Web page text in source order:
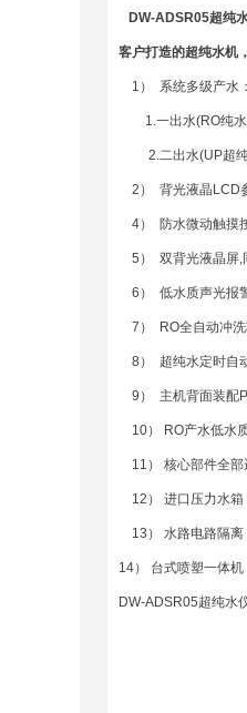
DW-ADSR05超纯
客户打造的超纯水机
1） 系统多级产水：
1.一出水(RO纯水)
2.二出水(UP超纯
2） 背光液晶LCD
4） 防水微动触摸
5） 双背光液晶屏,
6） 低水质声光报
7） RO全自动冲洗
8） 超纯水定时自
9） 主机背面装配
10） RO产水低水
11） 核心部件全部
12） 进口压力水箱
13） 水路电路隔离
14） 台式喷塑一体
DW-ADSR05超纯水